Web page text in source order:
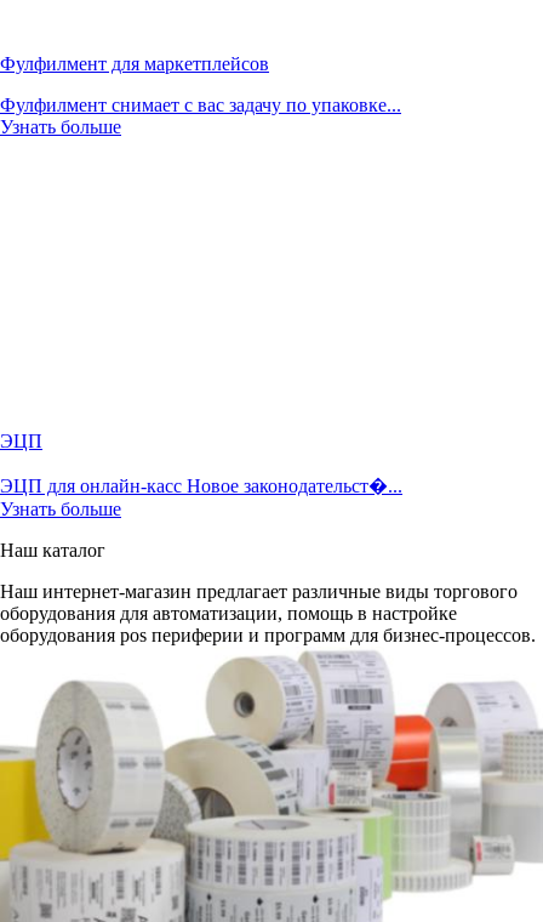
Фулфилмент для маркетплейсов
Фулфилмент снимает с вас задачу по упаковке...
Узнать больше
ЭЦП
ЭЦП для онлайн-касс Новое законодательст�...
Узнать больше
Наш каталог
Наш интернет-магазин предлагает различные виды торгового
оборудования для автоматизации, помощь в настройке
оборудования pos периферии и программ для бизнес-процессов.